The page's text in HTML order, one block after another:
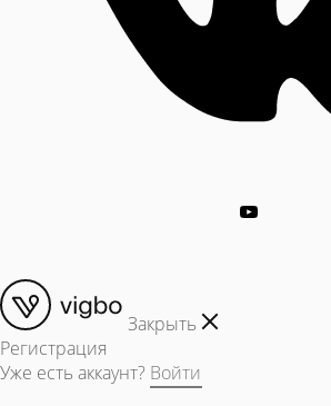
Закрыть
Регистрация
Уже есть аккаунт? Войти